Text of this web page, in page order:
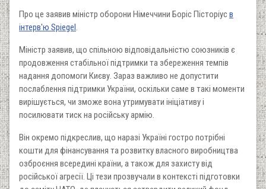
Про це заявив міністр оборони Німеччини Боріс Пісторіусв
інтерв'ю Spiegel.
Міністр заявив, що спільною відповідальністю союзників є
продовження стабільної підтримки та збереження темпів
надання допомоги Києву. Зараз важливо не допустити
послаблення підтримки України, оскільки саме в такі моменти
вирішується, чи зможе вона утримувати ініціативу і
посилювати тиск на російську армію.
Він окремо підкреслив, що наразі Україні гостро потрібні
кошти для фінансування та розвитку власного виробництва
озброєння всередині країни, а також для захисту від
російської агресії. Ці тези прозвучали в контексті підготовки